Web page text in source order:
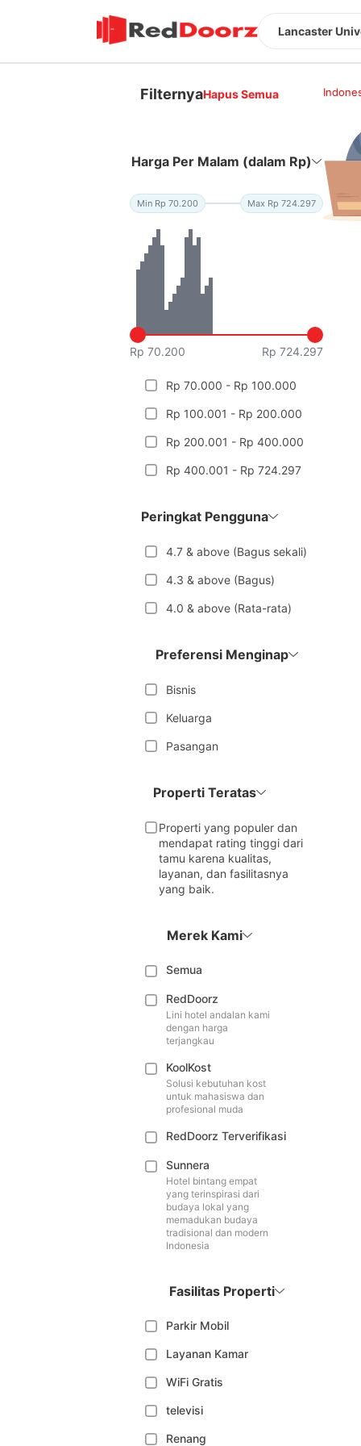
Lancaster
FilternyaHapus Semua
Harga Per Malam (dalam Rp)
Min Rp 70.200 Max Rp 724.297
Rp 70.200 Rp 724.297
Rp 70.000 - Rp 100.000
Rp 100.001 - Rp 200.000
Rp 200.001 - Rp 400.000
Rp 400.001 - Rp 724.297
Peringkat Pengguna
4.7 & above (Bagus sekali)
4.3 & above (Bagus)
4.0 & above (Rata-rata)
Preferensi Menginap
Bisnis
Keluarga
Pasangan
Properti Teratas
Properti yang populer dan
mendapat rating tinggi dari
tamu karena kualitas,
layanan, dan fasilitasnya
yang baik.
Merek Kami
Semua
RedDoorz
Lini hotel andalan kami
dengan harga
terjangkau
KoolKost
Solusi kebutuhan kost
untuk mahasiswa dan
profesional muda
RedDoorz Terverifikasi
Sunnera
Hotel bintang empat
yang terinspirasi dari
budaya lokal yang
memadukan budaya
tradisional dan modern
Indonesia
Fasilitas Properti
Parkir Mobil
Layanan Kamar
WiFi Gratis
televisi
Renang